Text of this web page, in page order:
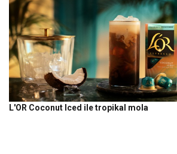
L'OR Coconut Iced ile tropikal mola